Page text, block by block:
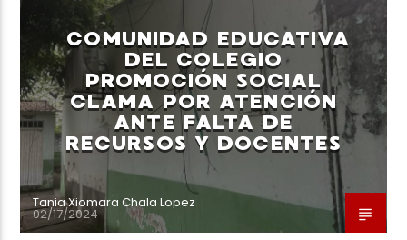
COMUNIDAD EDUCATIVA
DEL COLEGIO
PROMOCIÓN SOCIAL
CLAMA POR ATENCIÓN
ANTE FALTA DE
RECURSOS Y DOCENTES
Tania Xiomara Chala Lopez
02/17/2024